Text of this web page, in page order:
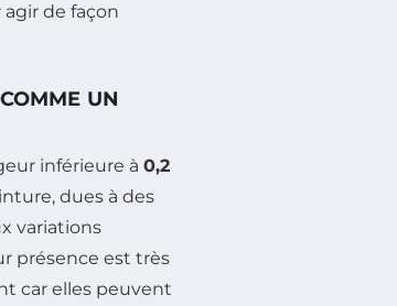
agir de façon
UN
inférieure à 0,2
dues à des
variations
présence est très
car elles peuvent